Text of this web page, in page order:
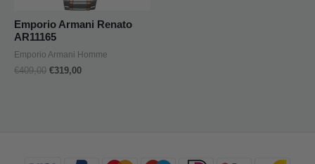
Emporio Armani Renato
AR11165
Emporio Armani Homme
€409,00 €319,00